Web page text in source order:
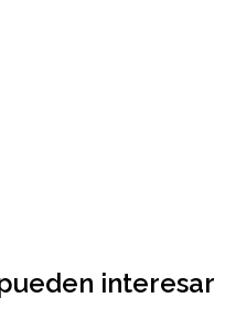
interesar